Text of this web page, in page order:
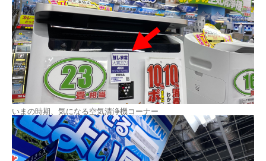
いまの時期、気になる空気清浄機コーナー